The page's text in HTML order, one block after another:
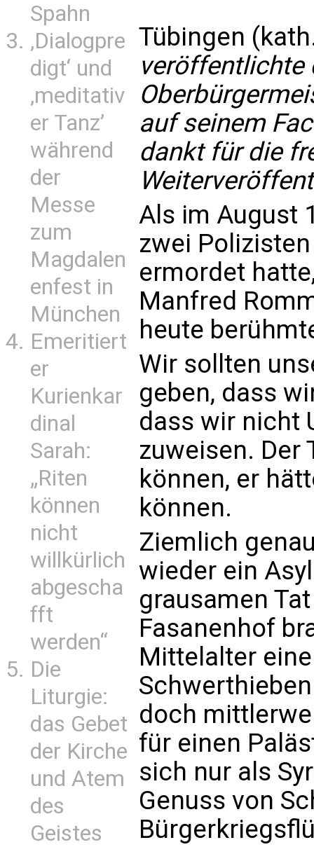
Spahn
‚Dialogpre
digt‘ und
‚meditativ
er Tanz’
während
der
Messe
zum
Magdalen
enfest in
München
Emeritiert
er
Kurienkar
dinal
Sarah:
„Riten
können
nicht
willkürlich
abgescha
fft
werden“
Die
Liturgie:
das Gebet
der Kirche
und Atem
des
Geistes
Tübingen
veröffentlichte
auf seinem
dankt für die
Als im August
zwei
ermordet
Manfred
heute
Wir sollten
geben, dass
dass wir nicht
zuweisen. Der
können, er
können.
Ziemlich
wieder ein
grausamen
Fasanenhof
Mittelalter
doch
für einen
sich nur als
Genuss von